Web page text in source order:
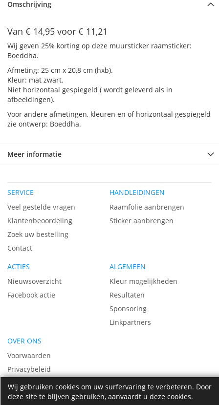
Wij gebruiken cookies om uw surfervaring te verbeteren. Door
deze site te blijven gebruiken, aanvaardt u deze cookies.
Omschrijving
Van € 14,95 voor € 11,21
Wij geven 25% korting op deze muursticker raamsticker:
Boeddha.
Afmeting: 25 cm x 20,8 cm (hxb).
Kleur: mat zwart.
Niet horizontaal gespiegeld ( wordt geleverd als in
afbeeldingen).
Voor andere afmetingen, kleuren en of horizontaal gespiegeld
zie ontwerp: Boeddha.
Meer informatie
SERVICE
Veel gestelde vragen
Klantenbeoordeling
Zoek uw bestelling
Contact
HANDLEIDINGEN
Raamfolie aanbrengen
Sticker aanbrengen
ACTIES
Nieuwsoverzicht
Facebook actie
ALGEMEEN
Kleur mogelijkheden
Resultaten
Sponsoring
Linkpartners
OVER ONS
Voorwaarden
Privacybeleid
Vacatures
Over ons